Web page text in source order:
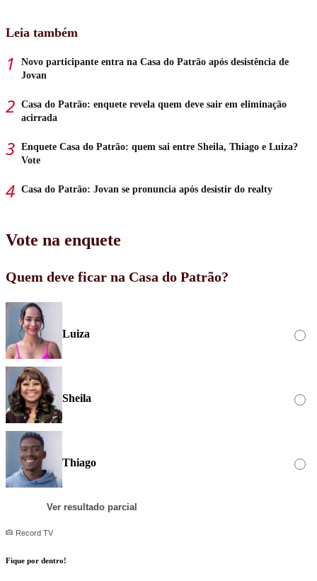
Leia também
Novo participante entra na Casa do Patrão após desistência de
Jovan
Casa do Patrão: enquete revela quem deve sair em eliminação
acirrada
Enquete Casa do Patrão: quem sai entre Sheila, Thiago e Luiza?
Vote
Casa do Patrão: Jovan se pronuncia após desistir do realty
Vote na enquete
Quem deve ficar na Casa do Patrão?
Luiza
Sheila
Thiago
Ver resultado parcial
Record TV
Fique por dentro!